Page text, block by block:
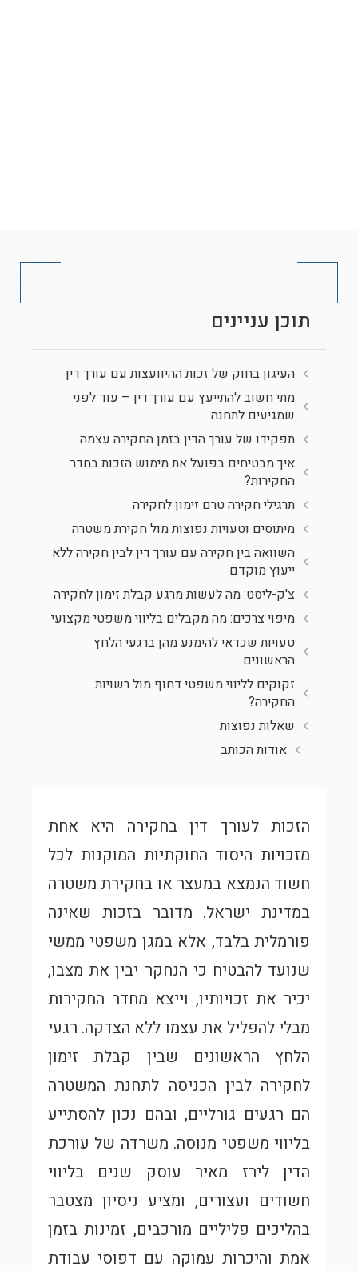
תוכן עניינים
העיגון בחוק של זכות ההיוועצות עם עורך דין
מתי חשוב להתייעץ עם עורך דין – עוד לפני
שמגיעים לתחנה
תפקידו של עורך הדין בזמן החקירה עצמה
איך מבטיחים בפועל את מימוש הזכות בחדר
החקירות?
תרגילי חקירה טרם זימון לחקירה
מיתוסים וטעויות נפוצות מול חקירת משטרה
השוואה בין חקירה עם עורך דין לבין חקירה ללא
ייעוץ מוקדם
צ'ק-ליסט: מה לעשות מרגע קבלת זימון לחקירה
מיפוי צרכים: מה מקבלים בליווי משפטי מקצועי
טעויות שכדאי להימנע מהן ברגעי הלחץ
הראשונים
זקוקים לליווי משפטי דחוף מול רשויות
החקירה?
שאלות נפוצות
אודות הכותב
הזכות לעורך דין בחקירה היא אחת
מזכויות היסוד החוקתיות המוקנות לכל
חשוד הנמצא במעצר או בחקירת משטרה
במדינת ישראל. מדובר בזכות שאינה
פורמלית בלבד, אלא במגן משפטי ממשי
שנועד להבטיח כי הנחקר יבין את מצבו,
יכיר את זכויותיו, וייצא מחדר החקירות
מבלי להפליל את עצמו ללא הצדקה. רגעי
הלחץ הראשונים שבין קבלת זימון
לחקירה לבין הכניסה לתחנת המשטרה
הם רגעים גורליים, ובהם נכון להסתייע
בליווי משפטי מנוסה. משרדה של עורכת
הדין לירז מאיר עוסק שנים בליווי
חשודים ועצורים, ומציע ניסיון מצטבר
בהליכים פליליים מורכבים, זמינות בזמן
אמת והיכרות עמוקה עם דפוסי עבודת